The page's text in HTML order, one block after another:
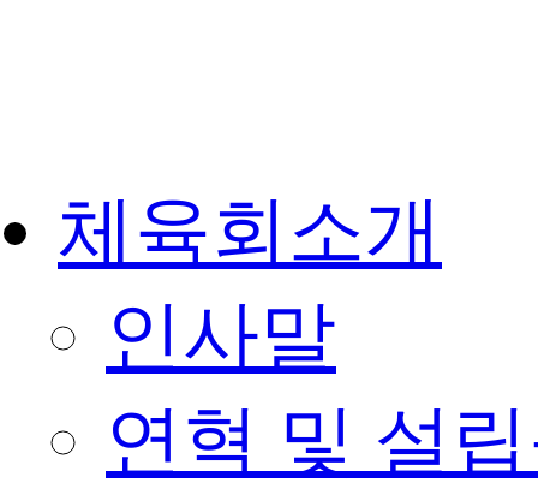
체육회소개
인사말
연혁 및 설